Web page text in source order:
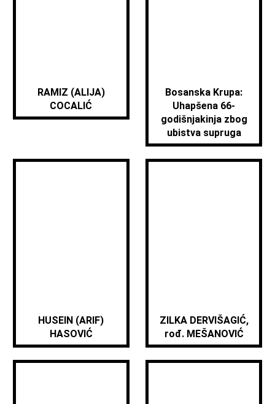
RAMIZ (ALIJA)
COCALIĆ
Bosanska Krupa:
Uhapšena 66-
godišnjakinja zbog
ubistva supruga
HUSEIN (ARIF)
HASOVIĆ
ZILKA DERVIŠAGIĆ,
rođ. MEŠANOVIĆ